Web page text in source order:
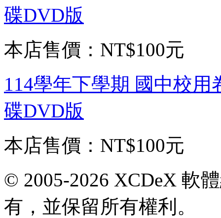
碟DVD版
本店售價： NT$100元
114學年下學期 國中校
碟DVD版
本店售價： NT$100元
© 2005-2026 XCDeX 軟
有，並保留所有權利。